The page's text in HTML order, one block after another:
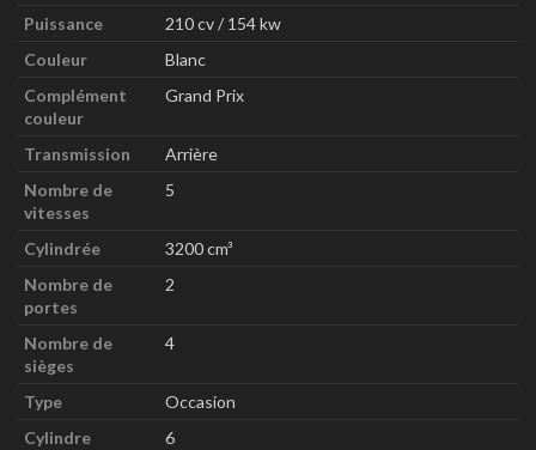
Puissance
210 cv / 154 kw
Couleur
Blanc
Complément
couleur
Grand Prix
Transmission
Arrière
Nombre de
vitesses
5
Cylindrée
3200 cm³
Nombre de
portes
2
Nombre de
sièges
4
Type
Occasion
Cylindre
6